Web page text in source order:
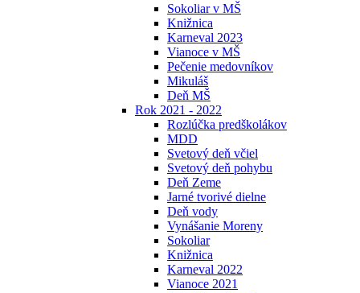
Sokoliar v MŠ
Knižnica
Karneval 2023
Vianoce v MŠ
Pečenie medovníkov
Mikuláš
Deň MŠ
Rok 2021 - 2022
Rozlúčka predškolákov
MDD
Svetový deň včiel
Svetový deň pohybu
Deň Zeme
Jarné tvorivé dielne
Deň vody
Vynášanie Moreny
Sokoliar
Knižnica
Karneval 2022
Vianoce 2021